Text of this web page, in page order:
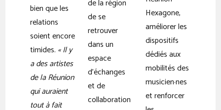
bien que les
relations
soient encore
timides. « Il y
a des artistes
de la Réunion
qui auraient
tout à fait
de la région
de se
retrouver
dans un
espace
d’échanges
et de
collaboration
Hexagone,
améliorer les
dispositifs
dédiés aux
mobilités des
musicien·nes
et renforcer